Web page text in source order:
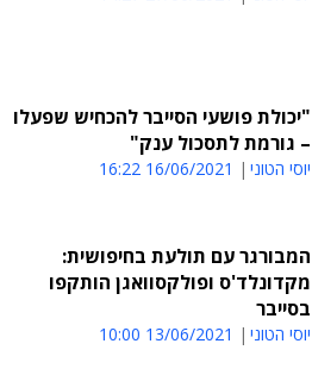
"יכולת פושעי הסייבר להכחיש שפעלו
– גורמת לתסכול ענק"
יוסי הטוני 16/06/2021 16:22
המבורגר עם תולעת בחיפושית:
מקדונלד'ס ופולקסוואגן הותקפו
בסייבר
יוסי הטוני 13/06/2021 10:00